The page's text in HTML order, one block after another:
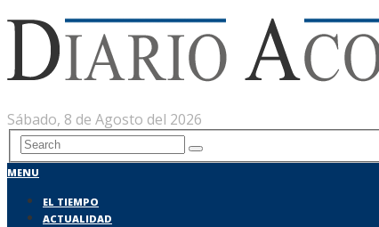
Sábado, 8 de Agosto del 2026
MENU
EL TIEMPO
ACTUALIDAD